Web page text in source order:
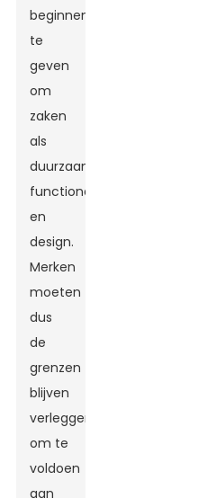
beginnen
te
geven
om
zaken
als
duurzaamheid,
functionaliteit
en
design.
Merken
moeten
dus
de
grenzen
blijven
verleggen
om te
voldoen
aan